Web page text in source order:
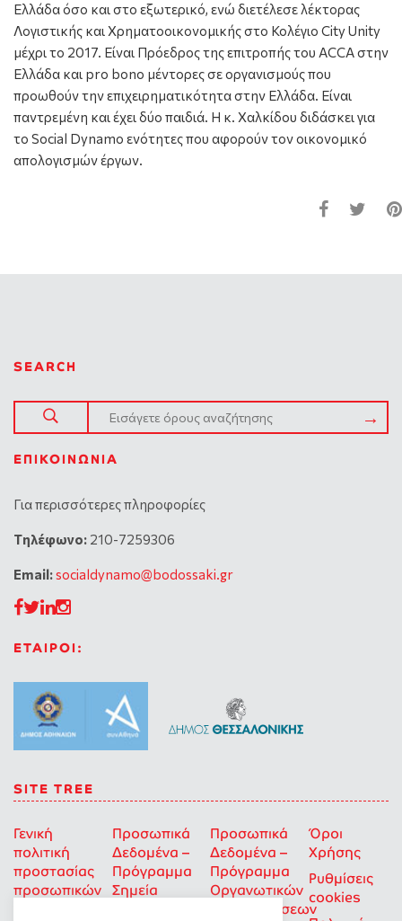
Ελλάδα όσο και στο εξωτερικό, ενώ διετέλεσε λέκτορας
Λογιστικής και Χρηματοοικονομικής στο Κολέγιο City Unity
μέχρι το 2017. Είναι Πρόεδρος της επιτροπής του ACCA στην
Ελλάδα και pro bono μέντορες σε οργανισμούς που
προωθούν την επιχειρηματικότητα στην Ελλάδα. Είναι
παντρεμένη και έχει δύο παιδιά. Η κ. Χαλκίδου διδάσκει για
το Social Dynamo ενότητες που αφορούν τον οικονομικό
απολογισμών έργων.
SEARCH
ΕΠΙΚΟΙΝΩΝΊΑ
Για περισσότερες πληροφορίες
Tηλέφωνο: 210-7259306
Email:socialdynamo@bodossaki.gr
ΕΤΑΙΡΟΙ:
SITE TREE
Γενική
πολιτική
προστασίας
προσωπικών
Προσωπικά
Δεδομένα –
Πρόγραμμα
Σημεία
Προσωπικά
Δεδομένα –
Πρόγραμμα
Οργανωτικών
Επιχορηγήσεων
Όροι
Χρήσης
Ρυθμίσεις
cookies